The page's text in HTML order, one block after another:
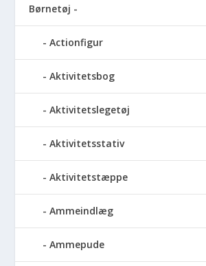
Børnetøj -
Actionfigur
Aktivitetsbog
Aktivitetslegetøj
Aktivitetsstativ
Aktivitetstæppe
Ammeindlæg
Ammepude